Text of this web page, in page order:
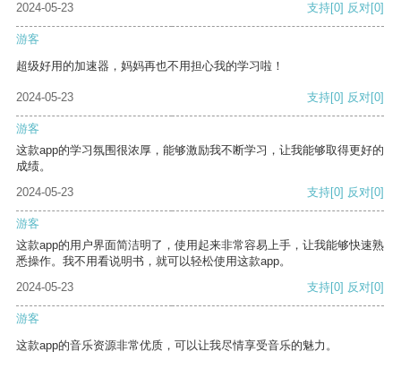
2024-05-23
支持[0] 反对[0]
游客
超级好用的加速器，妈妈再也不用担心我的学习啦！
2024-05-23 支持[0] 反对[0]
游客
这款app的学习氛围很浓厚，能够激励我不断学习，让我能够取得更好的
成绩。
2024-05-23
支持[0] 反对[0]
游客
这款app的用户界面简洁明了，使用起来非常容易上手，让我能够快速熟
悉操作。我不用看说明书，就可以轻松使用这款app。
2024-05-23
支持[0] 反对[0]
游客
这款app的音乐资源非常优质，可以让我尽情享受音乐的魅力。